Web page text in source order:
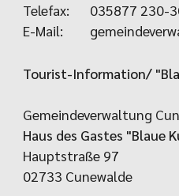
Telefax:
035877 230-
E-Mail:
Tourist-Information/
Gemeindeverwaltung
Haus des Gastes "Blaue
Hauptstraße 97
02733 Cunewalde